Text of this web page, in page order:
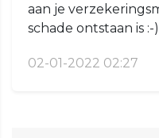
aan je
schade ontstaan is :-)
02-01-2022 02:27